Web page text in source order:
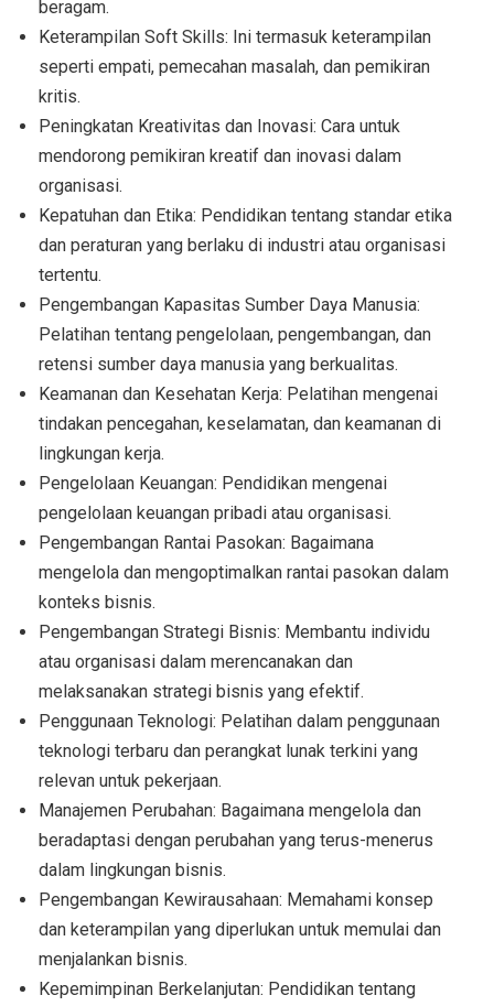
beragam.
Keterampilan Soft Skills: Ini termasuk keterampilan
seperti empati, pemecahan masalah, dan pemikiran
kritis.
Peningkatan Kreativitas dan Inovasi: Cara untuk
mendorong pemikiran kreatif dan inovasi dalam
organisasi.
Kepatuhan dan Etika: Pendidikan tentang standar etika
dan peraturan yang berlaku di industri atau organisasi
tertentu.
Pengembangan Kapasitas Sumber Daya Manusia:
Pelatihan tentang pengelolaan, pengembangan, dan
retensi sumber daya manusia yang berkualitas.
Keamanan dan Kesehatan Kerja: Pelatihan mengenai
tindakan pencegahan, keselamatan, dan keamanan di
lingkungan kerja.
Pengelolaan Keuangan: Pendidikan mengenai
pengelolaan keuangan pribadi atau organisasi.
Pengembangan Rantai Pasokan: Bagaimana
mengelola dan mengoptimalkan rantai pasokan dalam
konteks bisnis.
Pengembangan Strategi Bisnis: Membantu individu
atau organisasi dalam merencanakan dan
melaksanakan strategi bisnis yang efektif.
Penggunaan Teknologi: Pelatihan dalam penggunaan
teknologi terbaru dan perangkat lunak terkini yang
relevan untuk pekerjaan.
Manajemen Perubahan: Bagaimana mengelola dan
beradaptasi dengan perubahan yang terus-menerus
dalam lingkungan bisnis.
Pengembangan Kewirausahaan: Memahami konsep
dan keterampilan yang diperlukan untuk memulai dan
menjalankan bisnis.
Kepemimpinan Berkelanjutan: Pendidikan tentang